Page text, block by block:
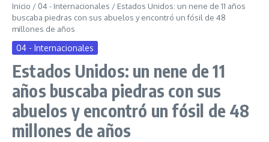
Inicio / 04 - Internacionales / Estados Unidos: un nene de 11 años
buscaba piedras con sus abuelos y encontró un fósil de 48
millones de años
04 - Internacionales
Estados Unidos: un nene de 11
años buscaba piedras con sus
abuelos y encontró un fósil de 48
millones de años